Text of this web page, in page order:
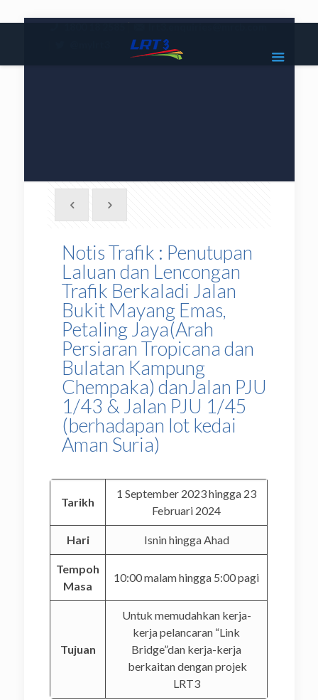
|
Notis Trafik : Penutupan
Laluan dan Lencongan
Trafik Berkaladi Jalan
Bukit Mayang Emas,
Petaling Jaya(Arah
Persiaran Tropicana dan
Bulatan Kampung
Chempaka) danJalan PJU
1/43 & Jalan PJU 1/45
(berhadapan lot kedai
Aman Suria)
Tarikh
1 September 2023 hingga 23
Februari 2024
Hari Isnin hingga Ahad
Tempoh
Masa
10:00 malam hingga 5:00 pagi
Tujuan
Untuk memudahkan kerja-
kerja pelancaran “Link
Bridge”dan kerja-kerja
berkaitan dengan projek
LRT3